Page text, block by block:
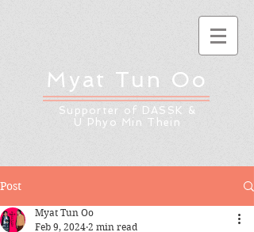
Myat Tun Oo
Supporter of DASSK &
U Phyo Min Thein
Post
Myat Tun Oo
Feb 9, 2024 2 min read